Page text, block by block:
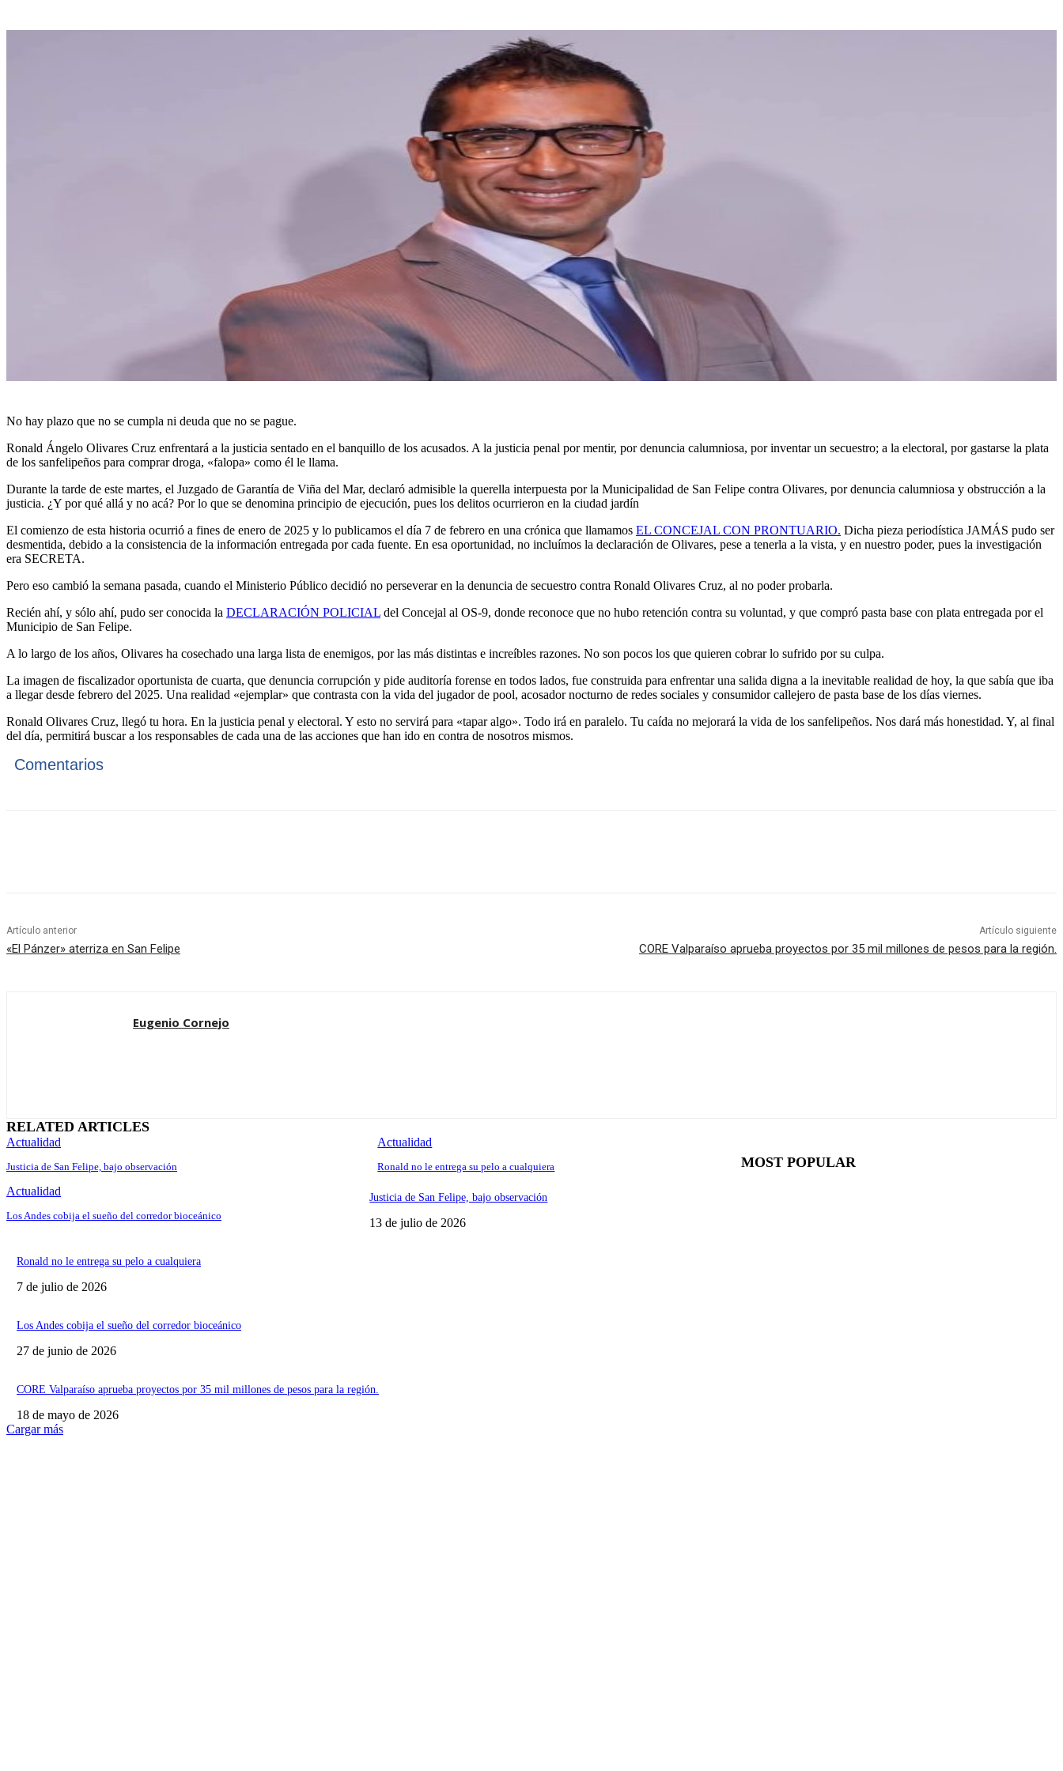
No hay plazo que no se cumpla ni deuda que no se pague.
Ronald Ángelo Olivares Cruz enfrentará a la justicia sentado en el banquillo de los acusados. A la justicia penal por mentir, por denuncia calumniosa, por inventar un secuestro; a la electoral, por gastarse la plata
de los sanfelipeños para comprar droga, «falopa» como él le llama.
Durante la tarde de este martes, el Juzgado de Garantía de Viña del Mar, declaró admisible la querella interpuesta por la Municipalidad de San Felipe contra Olivares, por denuncia calumniosa y obstrucción a la
justicia. ¿Y por qué allá y no acá? Por lo que se denomina principio de ejecución, pues los delitos ocurrieron en la ciudad jardín
El comienzo de esta historia ocurrió a fines de enero de 2025 y lo publicamos el día 7 de febrero en una crónica que llamamos EL CONCEJAL CON PRONTUARIO. Dicha pieza periodística JAMÁS pudo ser
desmentida, debido a la consistencia de la información entregada por cada fuente. En esa oportunidad, no incluímos la declaración de Olivares, pese a tenerla a la vista, y en nuestro poder, pues la investigación
era SECRETA.
Pero eso cambió la semana pasada, cuando el Ministerio Público decidió no perseverar en la denuncia de secuestro contra Ronald Olivares Cruz, al no poder probarla.
Recién ahí, y sólo ahí, pudo ser conocida la DECLARACIÓN POLICIAL del Concejal al OS-9, donde reconoce que no hubo retención contra su voluntad, y que compró pasta base con plata entregada por el
Municipio de San Felipe.
A lo largo de los años, Olivares ha cosechado una larga lista de enemigos, por las más distintas e increíbles razones. No son pocos los que quieren cobrar lo sufrido por su culpa.
La imagen de fiscalizador oportunista de cuarta, que denuncia corrupción y pide auditoría forense en todos lados, fue construida para enfrentar una salida digna a la inevitable realidad de hoy, la que sabía que iba
a llegar desde febrero del 2025. Una realidad «ejemplar» que contrasta con la vida del jugador de pool, acosador nocturno de redes sociales y consumidor callejero de pasta base de los días viernes.
Ronald Olivares Cruz, llegó tu hora. En la justicia penal y electoral. Y esto no servirá para «tapar algo». Todo irá en paralelo. Tu caída no mejorará la vida de los sanfelipeños. Nos dará más honestidad. Y, al final
del día, permitirá buscar a los responsables de cada una de las acciones que han ido en contra de nosotros mismos.
Comentarios
Artículo anterior
«El Pánzer» aterriza en San Felipe
Artículo siguiente
CORE Valparaíso aprueba proyectos por 35 mil millones de pesos para la región.
Eugenio Cornejo
RELATED ARTICLES
Actualidad
Justicia de San Felipe, bajo observación
Actualidad
Ronald no le entrega su pelo a cualquiera
Actualidad
Los Andes cobija el sueño del corredor bioceánico
MOST POPULAR
Justicia de San Felipe, bajo observación
13 de julio de 2026
Ronald no le entrega su pelo a cualquiera
7 de julio de 2026
Los Andes cobija el sueño del corredor bioceánico
27 de junio de 2026
CORE Valparaíso aprueba proyectos por 35 mil millones de pesos para la región.
18 de mayo de 2026
Cargar más